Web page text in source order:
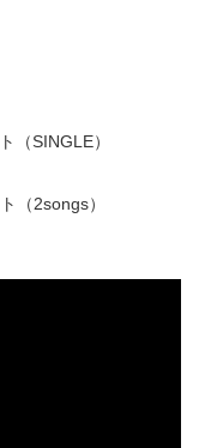
（SINGLE）
（2songs）